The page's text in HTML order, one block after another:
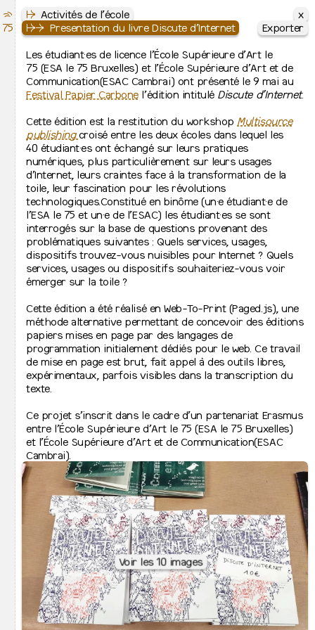
Le Septantecinq
École Supérieure des Arts de l’image
↦
Cursus
↦
⇒ Peinture
↦
⇒ Images plurielles imprimées
↦
⇒ Graphisme
↦
↦
⇒ Bachelier de spécialisation
↦
Jurys de fin d’études
↦
Admissions et inscription
↦
⇒ Inscriptions à l’école
↦
⇒ Admission 2026-2027
↦
L’école
↦
⇒ Présentation
↦
⇒ Contacts et lieux d’activité
↦
⇒ Équipes
↦
⇒ Relations internationales
↦
↦
⇒ Cinquante ans d’histoire
↦
⇒ Emplois vacants
↦
Vie étudiante
↦
⇒ Conseil Étudiant·e
↦
⇒ Aide aux étudiant·es
↦
⇒ Organisation des études
↦
↦
⇒ Accès à la bibliothèque
↦
⇒ Accès au Printlab
↦
⇒ La Collec
↦
Projets phares
↦
Activités de l’école
↦
Actualités
↦ ⇒ Archives
Colophon Mentions légales
Instagram Facebook
↦ Activités de l’école
↦⇒ Actualités
x
⇋ À la une
Admissions 2026-2027
24.08.2026 > 02.09.2026
⇋ Activités de l’école
Exposition des jurys de fin d’étude 2026
Les bacheliers de 3e année s’exposent à LaVallée.
05.06.2026 > 07.06.2025
↦ Activités de l’école
↦⇒ Presentation du livre Discute d’Internet
x
Exporter
Les étudiant·es de licence l’École Supérieure d’Art le
75 (ESA le 75 Bruxelles) et l’École Supérieure d’Art et de
Communication(ESAC Cambrai) ont présenté le 9 mai au
Festival Papier Carbonel’édition intitulé Discute d’Internet.
Cette édition est la restitution du workshop Multisource
publishingcroisé entre les deux écoles dans lequel les
40 étudiant·es ont échangé sur leurs pratiques
numériques, plus particulièrement sur leurs usages
d’Internet, leurs craintes face à la transformation de la
toile, leur fascination pour les révolutions
technologiques.Constitué en binôme (un·e étudiant·e de
l’ESA le 75 et un·e de l’ESAC) les étudiant·es se sont
interrogés sur la base de questions provenant des
problématiques suivantes : Quels services, usages,
dispositifs trouvez-vous nuisibles pour Internet ? Quels
services, usages ou dispositifs souhaiteriez-vous voir
émerger sur la toile ?
Cette édition a été réalisé en Web-To-Print (Paged.js), une
méthode alternative permettant de concevoir des éditions
papiers mises en page par des langages de
programmation initialement dédiés pour le web. Ce travail
de mise en page est brut, fait appel à des outils libres,
expérimentaux, parfois visibles dans la transcription du
texte.
Ce projet s’inscrit dans le cadre d’un partenariat Erasmus
entre l’École Supérieure d’Art le 75 (ESA le 75 Bruxelles)
et l’École Supérieure d’Art et de Communication(ESAC
Cambrai).
Voir les 10 images
⇶
75